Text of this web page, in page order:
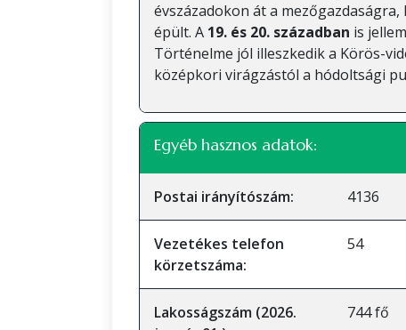
évszázadokon át a
épült. A 19. és 20. században is
Történelme jól illeszkedik a Körös-
középkori virágzástól a hódoltsági
Egyéb hasznos adatok:
Postai irányítószám: 4136
Vezetékes telefon
körzetszáma:
54
Lakosságszám (2026.
744 fő